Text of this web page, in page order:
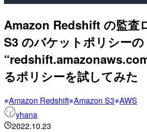
Amazon Redshift の監査
S3 のバケットポリシー
るポリシーを試してみた
Amazon Redshift Amazon S3 AWS
yhana
2022.10.23